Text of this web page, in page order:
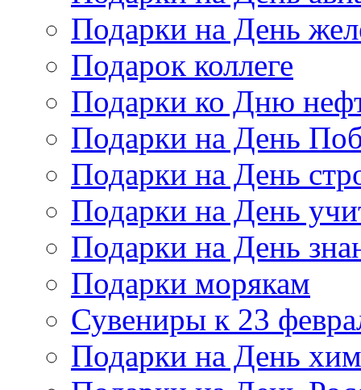
Подарки на День
Подарок коллеге
Подарки ко Дню
Подарки на День
Подарки на День
Подарки на День
Подарки на День
Подарки морякам
Сувениры к 23
Подарки на День